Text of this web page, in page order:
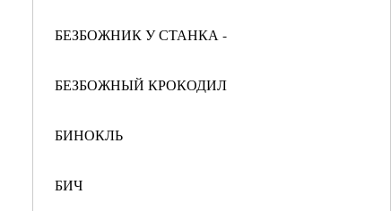
БЕЗБОЖНИК У СТАНКА -
БЕЗБОЖНЫЙ КРОКОДИЛ
БИНОКЛЬ
БИЧ